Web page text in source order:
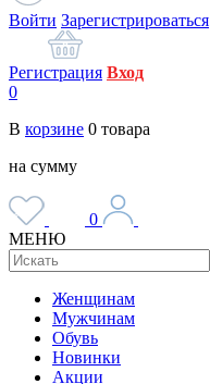
Войти Зарегистрироваться
Регистрация Вход
0
В корзине 0 товара
на сумму
0
МЕНЮ
Женщинам
Мужчинам
Обувь
Новинки
Акции